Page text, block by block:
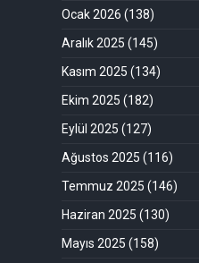
Ocak 2026 (138)
Aralık 2025 (145)
Kasım 2025 (134)
Ekim 2025 (182)
Eylül 2025 (127)
Ağustos 2025 (116)
Temmuz 2025 (146)
Haziran 2025 (130)
Mayıs 2025 (158)